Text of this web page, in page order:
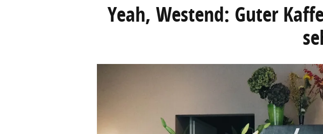
Yeah, Westend: Guter